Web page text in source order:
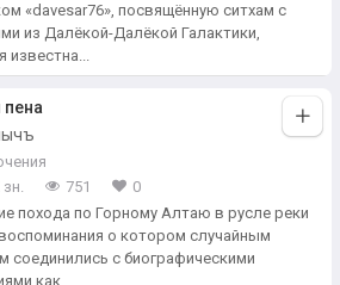
«davesar76», посвящённую ситхам с
из Далёкой-Далёкой Галактики,
известна...
пена
751
0
похода по Горному Алтаю в русле реки
о котором случайным
соединились с биографическими
как...